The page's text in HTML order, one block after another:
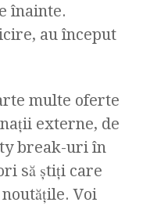
înainte.
au început
multe oferte
externe, de
break-uri în
să ştiţi care
Voi